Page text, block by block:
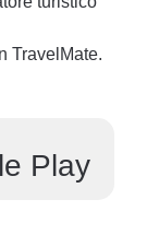
TravelMate.
Play